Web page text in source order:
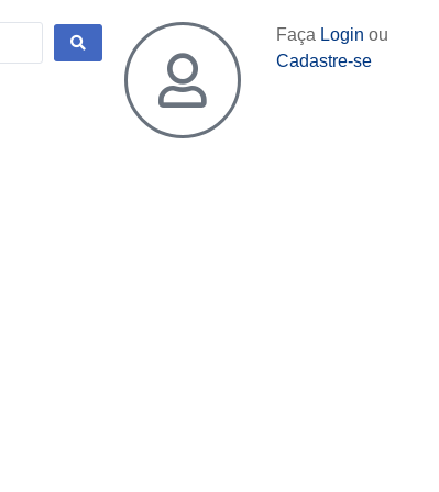
Faça Login ou
Cadastre-se